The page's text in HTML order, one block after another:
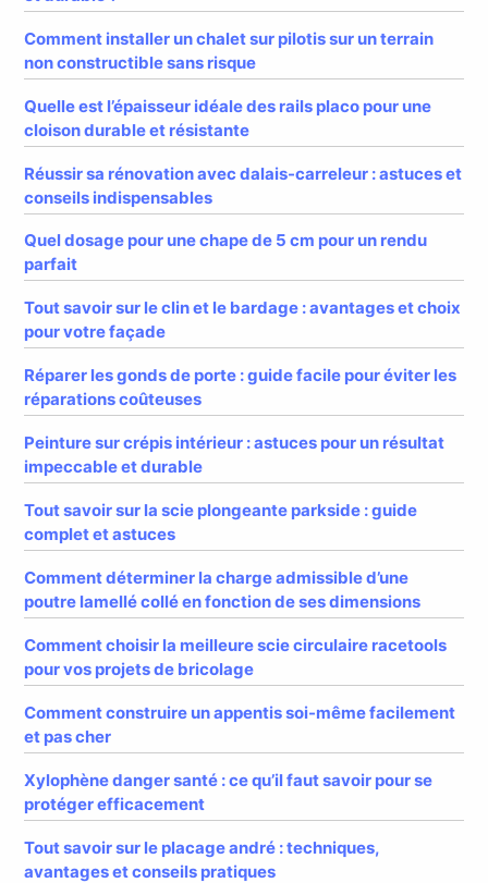
Comment installer un chalet sur pilotis sur un terrain
non constructible sans risque
Quelle est l’épaisseur idéale des rails placo pour une
cloison durable et résistante
Réussir sa rénovation avec dalais-carreleur : astuces et
conseils indispensables
Quel dosage pour une chape de 5 cm pour un rendu
parfait
Tout savoir sur le clin et le bardage : avantages et choix
pour votre façade
Réparer les gonds de porte : guide facile pour éviter les
réparations coûteuses
Peinture sur crépis intérieur : astuces pour un résultat
impeccable et durable
Tout savoir sur la scie plongeante parkside : guide
complet et astuces
Comment déterminer la charge admissible d’une
poutre lamellé collé en fonction de ses dimensions
Comment choisir la meilleure scie circulaire racetools
pour vos projets de bricolage
Comment construire un appentis soi-même facilement
et pas cher
Xylophène danger santé : ce qu’il faut savoir pour se
protéger efficacement
Tout savoir sur le placage andré : techniques,
avantages et conseils pratiques